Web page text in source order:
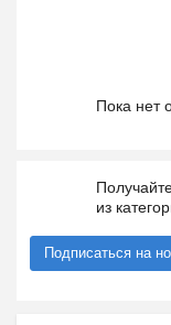
Пока нет
из
Подписаться на